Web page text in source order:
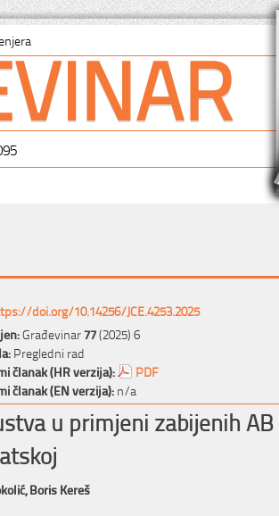
doi.org/10.14256/JCE.4253.2025
Građevinar77(2025) 6
Pregledni rad
članak (HR verzija):
PDF
članak (EN verzija):n/a
u primjeni zabijenih
Boris Kereš